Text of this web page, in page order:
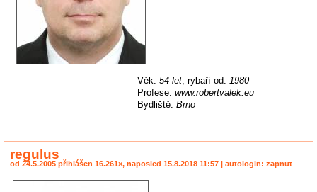
Věk: 54 let , rybaří od: 1980
Profese: www.robertvalek.eu
Bydliště: Brno
regulus
od 24.5.2005 přihlášen 16.261×, naposled 15.8.2018 11:57 | autologin: zapnut